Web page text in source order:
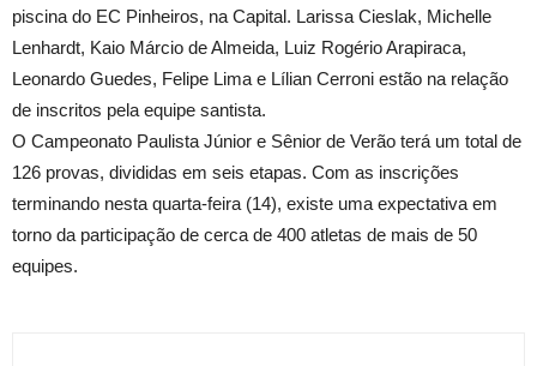
piscina do EC Pinheiros, na Capital. Larissa Cieslak, Michelle
Lenhardt, Kaio Márcio de Almeida, Luiz Rogério Arapiraca,
Leonardo Guedes, Felipe Lima e Lílian Cerroni estão na relação
de inscritos pela equipe santista.
O Campeonato Paulista Júnior e Sênior de Verão terá um total de
126 provas, divididas em seis etapas. Com as inscrições
terminando nesta quarta-feira (14), existe uma expectativa em
torno da participação de cerca de 400 atletas de mais de 50
equipes.